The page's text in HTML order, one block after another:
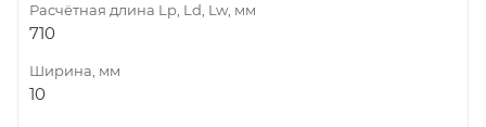
Расчётная длина Lp, Ld, Lw, мм
710
Ширина, мм
10